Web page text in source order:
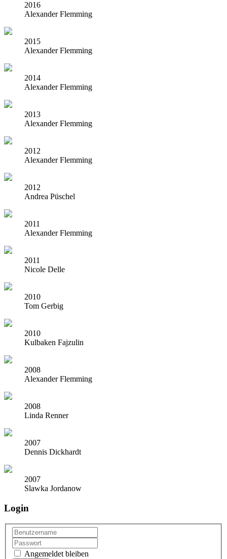
2016
Alexander Flemming
2015
Alexander Flemming
2014
Alexander Flemming
2013
Alexander Flemming
2012
Alexander Flemming
2012
Andrea Püschel
2011
Alexander Flemming
2011
Nicole Delle
2010
Tom Gerbig
2010
Kulbaken Fajzulin
2008
Alexander Flemming
2008
Linda Renner
2007
Dennis Dickhardt
2007
Slawka Jordanow
Login
Angemeldet bleiben